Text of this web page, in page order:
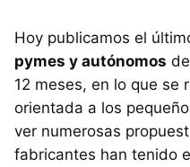
Hoy publicamos el
pymes y autónomos
12 meses, en lo que se
orientada a los
ver numerosas
fabricantes han tenido